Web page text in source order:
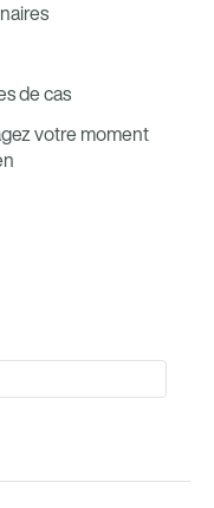
de cas
votre moment